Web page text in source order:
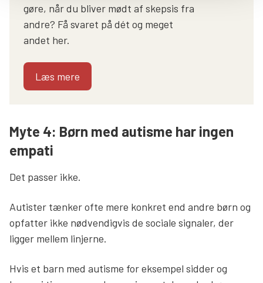
gøre, når du bliver mødt af skepsis fra
andre? Få svaret på dét og meget
andet her.
Læs mere
Myte 4: Børn med autisme har ingen
empati
Det passer ikke.
Autister tænker ofte mere konkret end andre børn og
opfatter ikke nødvendigvis de sociale signaler, der
ligger mellem linjerne.
Hvis et barn med autisme for eksempel sidder og